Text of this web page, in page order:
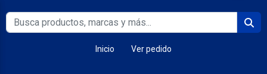
Inicio Ver pedido